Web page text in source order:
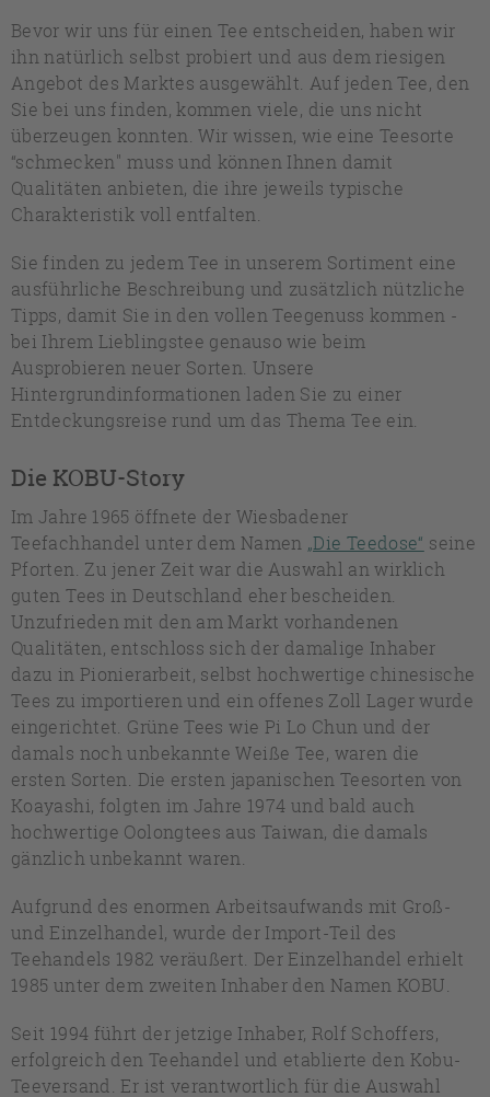
Bevor wir uns für einen Tee entscheiden, haben wir
ihn natürlich selbst probiert und aus dem riesigen
Angebot des Marktes ausgewählt. Auf jeden Tee, den
Sie bei uns finden, kommen viele, die uns nicht
überzeugen konnten. Wir wissen, wie eine Teesorte
“schmecken" muss und können Ihnen damit
Qualitäten anbieten, die ihre jeweils typische
Charakteristik voll entfalten.
Sie finden zu jedem Tee in unserem Sortiment eine
ausführliche Beschreibung und zusätzlich nützliche
Tipps, damit Sie in den vollen Teegenuss kommen -
bei Ihrem Lieblingstee genauso wie beim
Ausprobieren neuer Sorten. Unsere
Hintergrundinformationen laden Sie zu einer
Entdeckungsreise rund um das Thema Tee ein.
Die KOBU-Story
Im Jahre 1965 öffnete der Wiesbadener
Teefachhandel unter dem Namen „Die Teedose“ seine
Pforten. Zu jener Zeit war die Auswahl an wirklich
guten Tees in Deutschland eher bescheiden.
Unzufrieden mit den am Markt vorhandenen
Qualitäten, entschloss sich der damalige Inhaber
dazu in Pionierarbeit, selbst hochwertige chinesische
Tees zu importieren und ein offenes Zoll Lager wurde
eingerichtet. Grüne Tees wie Pi Lo Chun und der
damals noch unbekannte Weiße Tee, waren die
ersten Sorten. Die ersten japanischen Teesorten von
Koayashi, folgten im Jahre 1974 und bald auch
hochwertige Oolongtees aus Taiwan, die damals
gänzlich unbekannt waren.
Aufgrund des enormen Arbeitsaufwands mit Groß-
und Einzelhandel, wurde der Import-Teil des
Teehandels 1982 veräußert. Der Einzelhandel erhielt
1985 unter dem zweiten Inhaber den Namen KOBU.
Seit 1994 führt der jetzige Inhaber, Rolf Schoffers,
erfolgreich den Teehandel und etablierte den Kobu-
Teeversand. Er ist verantwortlich für die Auswahl